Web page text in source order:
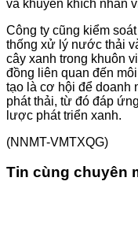
và khuyến khích nhân
Công ty cũng kiểm
thống xử lý nước thải
cây xanh trong khuôn
đồng liên quan đến
tạo là cơ hội để doanh
phát thải, từ đó đáp
lược phát triển xanh.
(NNMT-VMTXQG)
Tin cùng chuyên